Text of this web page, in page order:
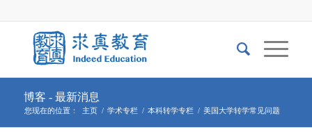
博客 - 最新消息
您现在的位置： 主页 / 学术专栏 / 本科转学专栏 / 美国大学转学常见问题